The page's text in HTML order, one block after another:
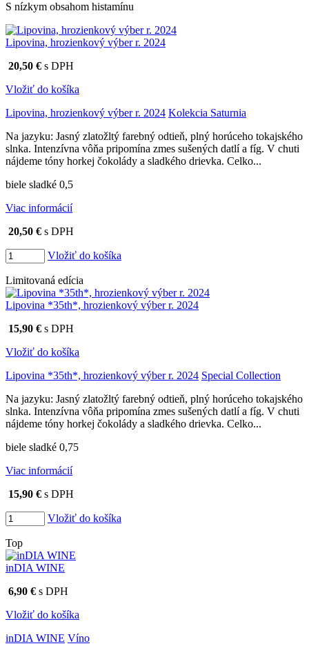
S nízkym obsahom histamínu
Lipovina, hrozienkový výber r. 2024
20,50 € s DPH
Vložiť do košíka
Lipovina, hrozienkový výber r. 2024 Kolekcia Saturnia
Na jazyku: Jasný zlatožltý farebný odtieň, plný horúceho tokajského
slnka. Intenzívna vôňa pripomína zmes sušených datlí a fíg. V chuti
nájdeme tóny horkej čokolády a sladkého drievka. Celko...
biele sladké 0,5
Viac informácií
20,50 € s DPH
Vložiť do košíka
Limitovaná edícia
Lipovina *35th*, hrozienkový výber r. 2024
15,90 € s DPH
Vložiť do košíka
Lipovina *35th*, hrozienkový výber r. 2024 Special Collection
Na jazyku: Jasný zlatožltý farebný odtieň, plný horúceho tokajského
slnka. Intenzívna vôňa pripomína zmes sušených datlí a fíg. V chuti
nájdeme tóny horkej čokolády a sladkého drievka. Celko...
biele sladké 0,75
Viac informácií
15,90 € s DPH
Vložiť do košíka
Top
inDIA WINE
6,90 € s DPH
Vložiť do košíka
inDIA WINE Víno